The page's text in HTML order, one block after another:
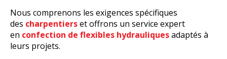
Nous comprenons les exigences spécifiques
des charpentierset offrons un service expert
en confection de flexibles hydrauliquesadaptés à
leurs projets.